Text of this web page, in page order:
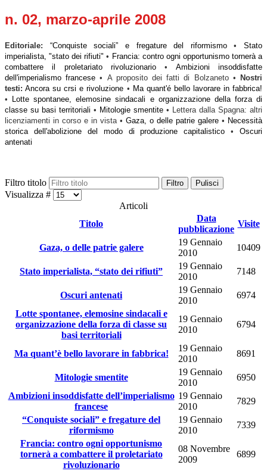
n. 02, marzo-aprile 2008
Editoriale: “Conquiste sociali” e fregature del riformismo • Stato
imperialista, "stato dei rifiuti" • Francia: contro ogni opportunismo tornerà a
combattere il proletariato rivoluzionario
• Ambizioni insoddisfatte
dell'imperialismo francese • A proposito dei fatti di Bolzaneto • Nostri
testi: Ancora su crsi e rivoluzione • Ma quant'é bello lavorare in fabbrica!
•
Lotte spontanee, elemosine sindacali e organizzazione della forza di
classe su basi territoriali • Mitologie smentite • Lettera dalla Spagna: altri
licenziamenti in corso e in vista • Gaza, o delle patrie galere • Necessità
storica dell'abolizione del modo di produzione capitalistico
• Oscuri
antenati
Filtro titolo Filtro Pulisci
Visualizza #
Articoli
Titolo
Data
pubblicazione
Visite
Gaza, o delle patrie galere
19 Gennaio
2010
10409
Stato imperialista, “stato dei rifiuti”
19 Gennaio
2010
7148
Oscuri antenati
19 Gennaio
2010
6974
Lotte spontanee, elemosine sindacali e
organizzazione della forza di classe su
basi territoriali
19 Gennaio
2010
6794
Ma quant’è bello lavorare in fabbrica!
19 Gennaio
2010
8691
Mitologie smentite
19 Gennaio
2010
6950
Ambizioni insoddisfatte dell’imperialismo
francese
19 Gennaio
2010
7829
“Conquiste sociali” e fregature del
riformismo
19 Gennaio
2010
7339
Francia: contro ogni opportunismo
tornerà a combattere il proletariato
rivoluzionario
08 Novembre
2009
6899